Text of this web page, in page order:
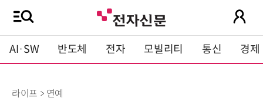
AI·SW 반도체 전자 모빌리티 통신 경제
라이프 > 연예